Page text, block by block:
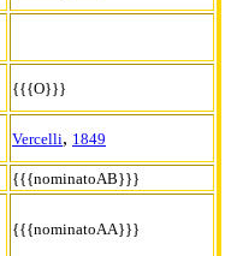
{{{O}}}
Vercelli, 1849
{{{nominatoAB}}}
{{{nominatoAA}}}